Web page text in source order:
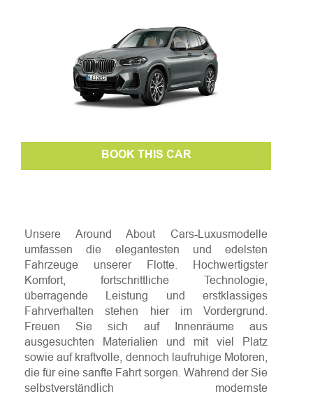
Unsere Around About Cars-Luxusmodelle
umfassen die elegantesten und edelsten
Fahrzeuge unserer Flotte. Hochwertigster
Komfort, fortschrittliche Technologie,
überragende Leistung und erstklassiges
Fahrverhalten stehen hier im Vordergrund.
Freuen Sie sich auf Innenräume aus
ausgesuchten Materialien und mit viel Platz
sowie auf kraftvolle, dennoch laufruhige Motoren,
die für eine sanfte Fahrt sorgen. Während der Sie
selbstverständlich modernste
BOOK THIS CAR